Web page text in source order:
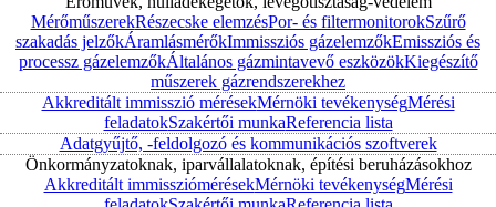
MérőműszerekRészecske elemzésPor- és filtermonitorokSzűrő
szakadás jelzőkÁramlásmérőkImmissziós gázelemzőkEmissziós és
processz gázelemzőkÁltalános gázmintavevő eszközökKiegészítő
műszerek gázrendszerekhez
Akkreditált immisszió mérésekMérnöki tevékenységMérési
feladatokSzakértői munkaReferencia lista
Adatgyűjtő, -feldolgozó és kommunikációs szoftverek
Önkormányzatoknak, iparvállalatoknak, építési beruházásokhoz
Akkreditált immissziómérésekMérnöki tevékenységMérési